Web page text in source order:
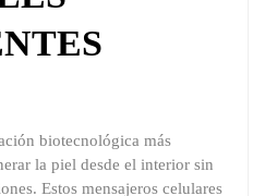
biotecnológica más
la piel desde el interior sin
Estos mensajeros celulares